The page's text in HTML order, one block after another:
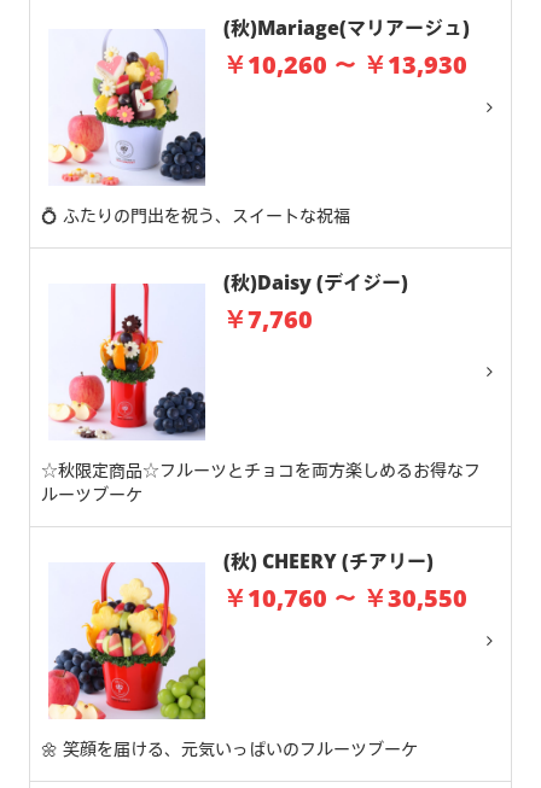
(秋)Mariage(マリアージュ)
￥10,260 ～ ￥13,930
💍 ふたりの門出を祝う、スイートな祝福
(秋)Daisy (デイジー)
￥7,760
☆秋限定商品☆フルーツとチョコを両方楽しめるお得なフ
ルーツブーケ
(秋) CHEERY (チアリー)
￥10,760 ～ ￥30,550
🌼 笑顔を届ける、元気いっぱいのフルーツブーケ